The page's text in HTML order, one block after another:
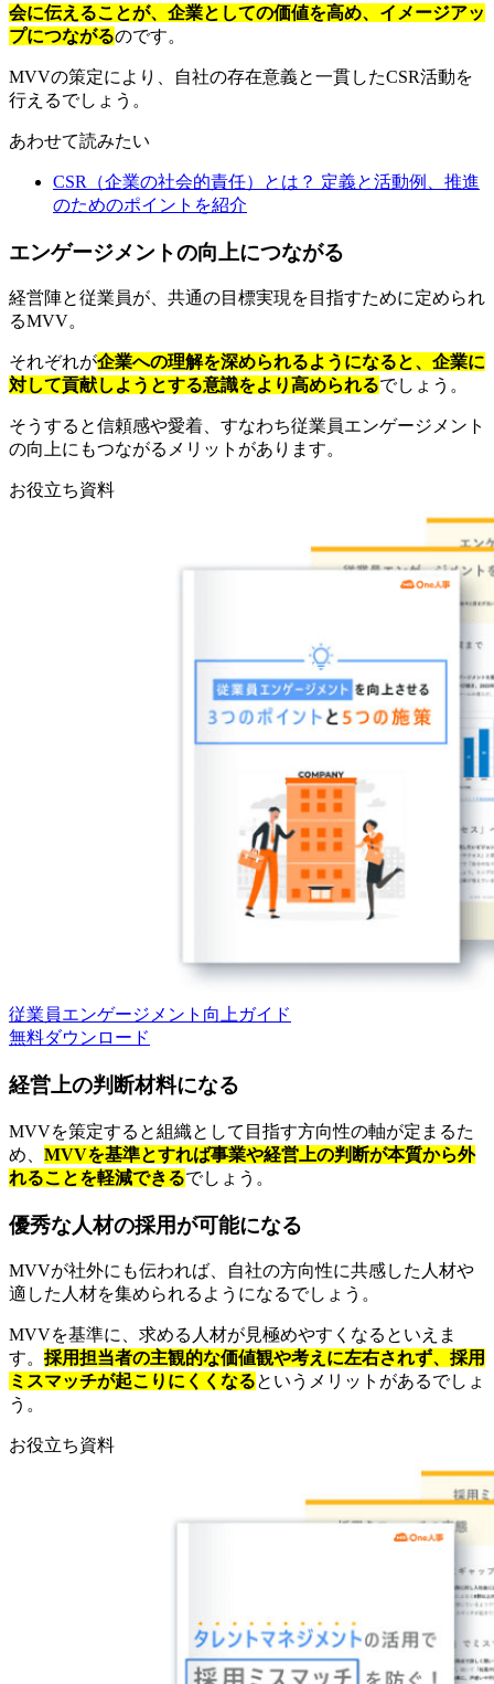
会に伝えることが、企業としての価値を高め、イメージアッ
プにつながるのです。
MVVの策定により、自社の存在意義と一貫したCSR活動を
行えるでしょう。
あわせて読みたい
CSR（企業の社会的責任）とは？ 定義と活動例、推進
のためのポイントを紹介
エンゲージメントの向上につながる
経営陣と従業員が、共通の目標実現を目指すために定められ
るMVV。
それぞれが企業への理解を深められるようになると、企業に
対して貢献しようとする意識をより高められるでしょう。
そうすると信頼感や愛着、すなわち従業員エンゲージメント
の向上にもつながるメリットがあります。
お役立ち資料
従業員エンゲージメント向上ガイド
無料ダウンロード
経営上の判断材料になる
MVVを策定すると組織として目指す方向性の軸が定まるた
め、 MVVを基準とすれば事業や経営上の判断が本質から外
れることを軽減できるでしょう。
優秀な人材の採用が可能になる
MVVが社外にも伝われば、自社の方向性に共感した人材や
適した人材を集められるようになるでしょう。
MVVを基準に、求める人材が見極めやすくなるといえま
す。 採用担当者の主観的な価値観や考えに左右されず、採用
ミスマッチが起こりにくくなるというメリットがあるでしょ
う。
お役立ち資料